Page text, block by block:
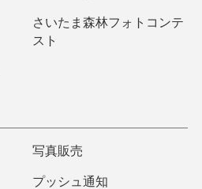
さいたま森林フォトコンテ
スト
写真販売
プッシュ通知